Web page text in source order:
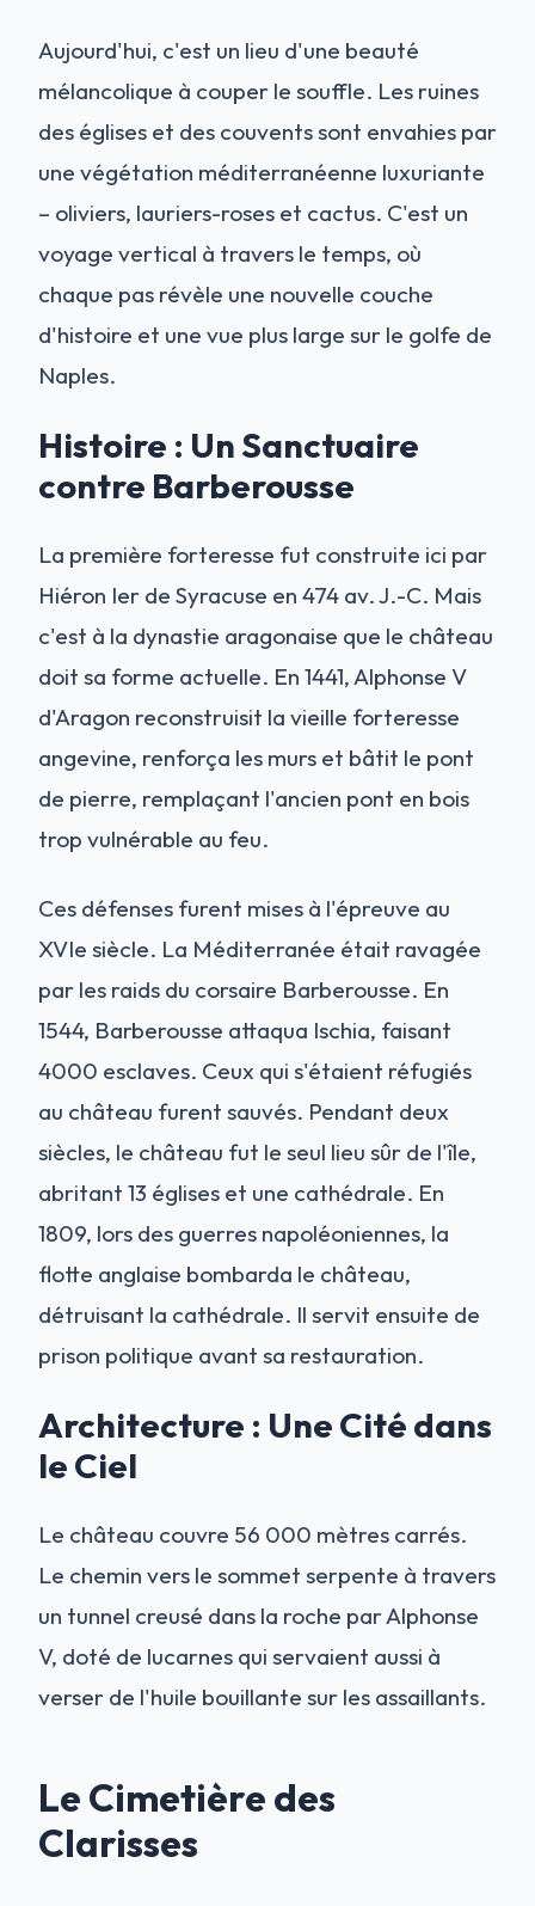
Aujourd'hui, c'est un lieu d'une beauté
mélancolique à couper le souffle. Les ruines
des églises et des couvents sont envahies par
une végétation méditerranéenne luxuriante
– oliviers, lauriers-roses et cactus. C'est un
voyage vertical à travers le temps, où
chaque pas révèle une nouvelle couche
d'histoire et une vue plus large sur le golfe de
Naples.
Histoire : Un Sanctuaire
contre Barberousse
La première forteresse fut construite ici par
Hiéron Ier de Syracuse en 474 av. J.-C. Mais
c'est à la dynastie aragonaise que le château
doit sa forme actuelle. En 1441, Alphonse V
d'Aragon reconstruisit la vieille forteresse
angevine, renforça les murs et bâtit le pont
de pierre, remplaçant l'ancien pont en bois
trop vulnérable au feu.
Ces défenses furent mises à l'épreuve au
XVIe siècle. La Méditerranée était ravagée
par les raids du corsaire Barberousse. En
1544, Barberousse attaqua Ischia, faisant
4000 esclaves. Ceux qui s'étaient réfugiés
au château furent sauvés. Pendant deux
siècles, le château fut le seul lieu sûr de l'île,
abritant 13 églises et une cathédrale. En
1809, lors des guerres napoléoniennes, la
flotte anglaise bombarda le château,
détruisant la cathédrale. Il servit ensuite de
prison politique avant sa restauration.
Architecture : Une Cité dans
le Ciel
Le château couvre 56 000 mètres carrés.
Le chemin vers le sommet serpente à travers
un tunnel creusé dans la roche par Alphonse
V, doté de lucarnes qui servaient aussi à
verser de l'huile bouillante sur les assaillants.
Le Cimetière des
Clarisses